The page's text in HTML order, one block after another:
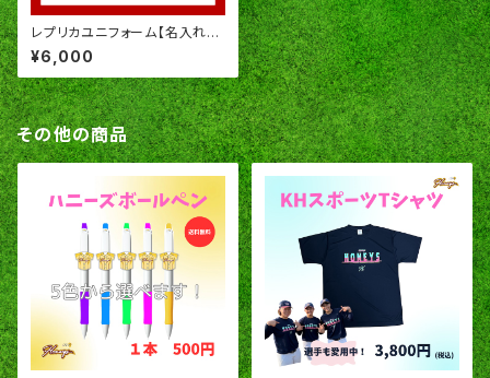
レプリカユニフォーム【名入れ
無】
¥6,000
その他の商品